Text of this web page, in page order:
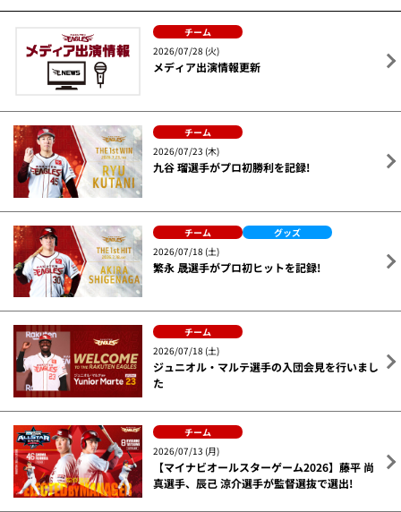
チーム
2026/07/28 (火)
メディア出演情報更新
チーム
2026/07/23 (木)
九谷 瑠選手がプロ初勝利を記録!
チーム
グッズ
2026/07/18 (土)
繁永 晟選手がプロ初ヒットを記録!
チーム
2026/07/18 (土)
ジュニオル・マルテ選手の入団会見を行いまし
た
チーム
2026/07/13 (月)
【マイナビオールスターゲーム2026】藤平 尚
真選手、辰己 涼介選手が監督選抜で選出!